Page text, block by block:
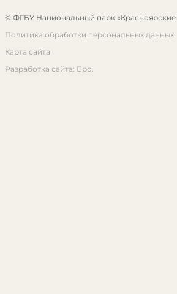
© ФГБУ Национальный парк «Красноярские
Политика обработки персональных данных
Карта сайта
Разработка сайта: Бро.